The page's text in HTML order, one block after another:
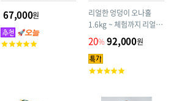
67,000원
고
리얼한 엉덩이 오나홀
1.6kg ~ 체험까지 리얼하
게! 질내의 탄력과 내부각
도를 재현한 대형 사이즈
혼모노 12 x 18.5 x
16cm
20% 92,000원
고